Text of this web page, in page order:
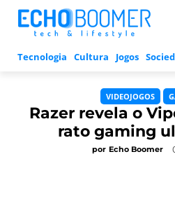
Tecnologia Cultura Jogos
VIDEOJOGOS
Razer revela o
rato gaming
por Echo Boomer